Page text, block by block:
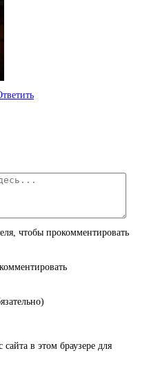
чтобы прокомментировать
в этом браузере для